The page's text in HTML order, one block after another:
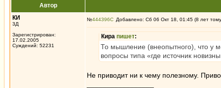
Автор
КИ
3Д
Зарегистрирован:
17.02.2005
Суждений: 52231
№444396 Добавлено: Сб 06 Окт 18, 01:45 (8 лет
Кира пишет:
То мышление (внеопытного), что у
вопросы типа «где источник
Не приводит ни к чему полезному.